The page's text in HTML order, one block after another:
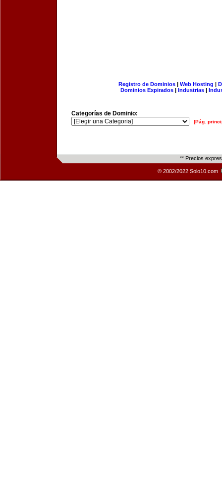
Registro de Dominios| Web Hosting |
Dominios Expirados | Industrias |
Categorías de Dominio:
[Pág.
** Precios
© 2002/2022 Solo10.com